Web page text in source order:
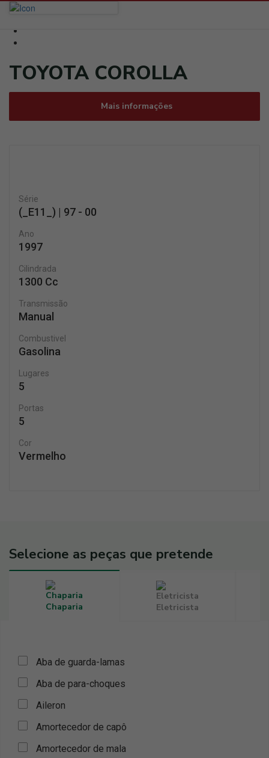
TOYOTA COROLLA
Mais informações
Série
(_E11_) | 97 - 00
Ano
1997
Cilindrada
1300 Cc
Transmissão
Manual
Combustivel
Gasolina
Lugares
5
Portas
5
Cor
Vermelho
Selecione as peças que pretende
Chaparia Eletricista
Aba de guarda-lamas
Aba de para-choques
Aileron
Amortecedor de capô
Amortecedor de mala